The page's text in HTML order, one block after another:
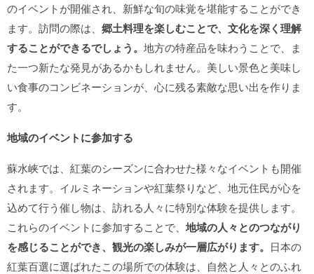
のイベントが開催され、新鮮な旬の味覚を堪能することができ
ます。訪問の際は、 郷土料理を楽しむことで、文化を深く理解
することができるでしょう。 地方の特産品を味わうことで、ま
た一つ新たな発見があるかもしれません。美しい景色と美味し
い食事のコンビネーションが、心に残る素敵な思い出を作りま
す。
地域のイベントに参加する
蘇水峡では、紅葉のシーズンに合わせた様々なイベントも開催
されます。イルミネーションや紅葉祭りなど、地元住民が心を
込めて行う催し物は、訪れる人々に特別な体験を提供します。
これらのイベントに参加することで、 地域の人々とのつながり
を感じることができ、観光の楽しみが一層広がります。 日本の
紅葉百選に選ばれたこの場所での体験は、自然と人々とのふれ